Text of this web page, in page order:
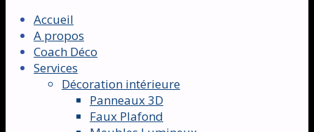
Accueil
A propos
Coach Déco
Services
Décoration intérieure
Panneaux 3D
Faux Plafond